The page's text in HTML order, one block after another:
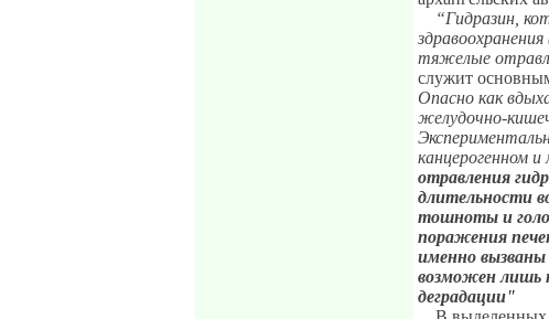
“Гидразин,
тяжелые
служит
Опасно как
желудочно-
канцерогенном
отравления
длительности
тошноты и
поражения
именно
возможен лишь
деградации"